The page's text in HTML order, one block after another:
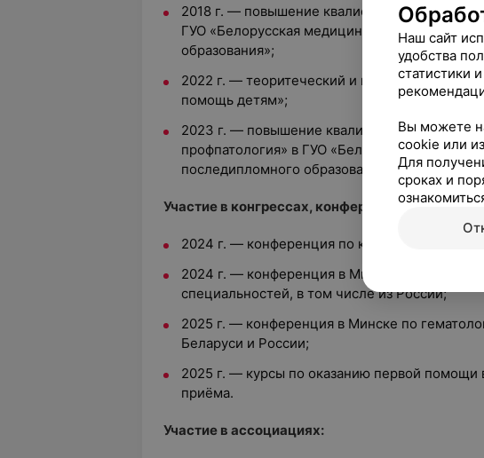
2018 г. — повышение квалификации по
ГУО «Белорусская медицинская академия
образования»;
2022 г. — теоритеческий и практический
помощь детям»;
2023 г. — повышение квалификации по
профпатология» в ГУО «Белорусская
последипломного образования».
Участие в конгрессах, конференциях,
2024 г. — конференция по клинической
2024 г. — конференция в Минске Health Day
специальностей, в том числе из России;
2025 г. — конференция в Минске по
Беларуси и России;
2025 г. — курсы по оказанию первой помощи
приёма.
Участие в ассоциациях:
Наш сайт
удобства
статистики
Вы можете
cookie или
Для
сроках и